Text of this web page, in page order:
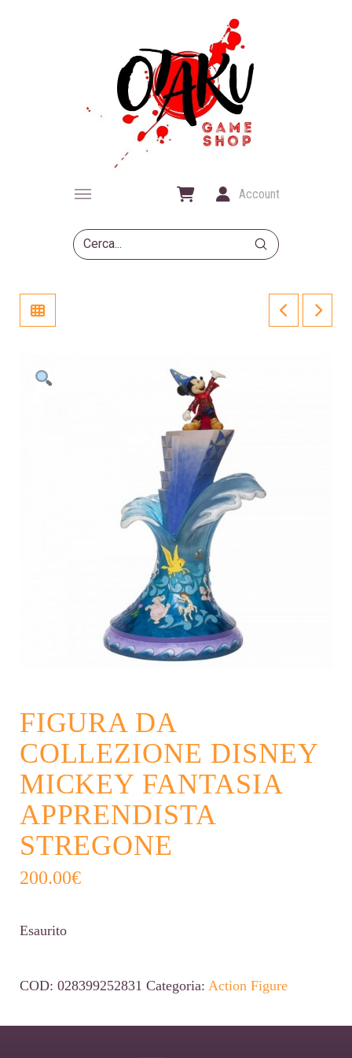
Account
Search
Submit
FIGURA DA
COLLEZIONE DISNEY
MICKEY FANTASIA
APPRENDISTA
STREGONE
200.00€
Esaurito
COD: 028399252831 Categoria: Action Figure